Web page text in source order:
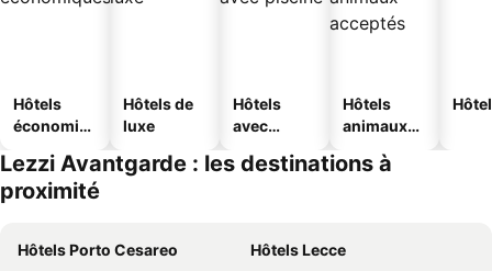
Hôtels
économiq
Hôtels de
luxe
Hôtels
avec
Hôtels
animaux
Lezzi Avantgarde : les destinations à
proximité
Hôtels Porto Cesareo
Hôtels Lecce